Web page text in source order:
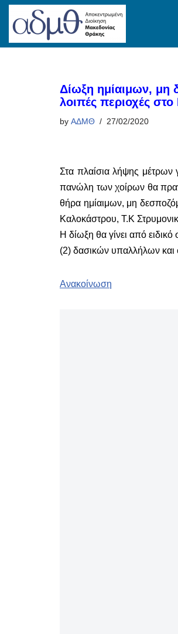
Skip
to
Δίωξη ημίαιμων, μη
λοιπές περιοχές
by ΑΔΜΘ 27/02/2020
Στα πλαίσια λήψης μέτρων
πανώλη των χοίρων θα
θήρα ημίαιμων, μη
Καλοκάστρου, Τ.Κ
Η δίωξη θα γίνει από
(2) δασικών υπαλλήλων
Ανακοίνωση